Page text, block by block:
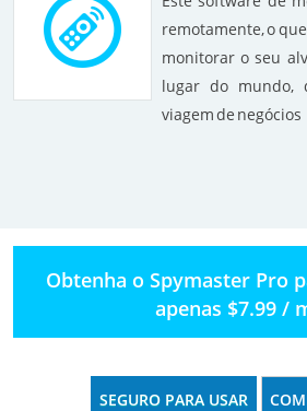
remotamente, o
monitorar o seu
lugar do mundo,
viagem de negócios
Obtenha o Spymaster Pro
apenas $7.99 /
SEGURO PARA USAR